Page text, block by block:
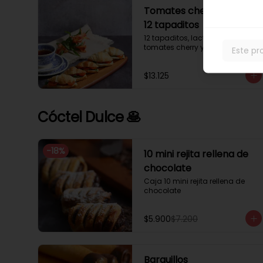
Tomates cherry y rúcula
12 tapaditos
12 tapaditos, lacto mayonesa,
tomates cherry y rúcula.
$13.125
Cóctel Dulce 🥞
-18%
10 mini rejita rellena de
chocolate
Caja 10 mini rejita rellena de
chocolate
$5.900$7.200
Barquillos
Este